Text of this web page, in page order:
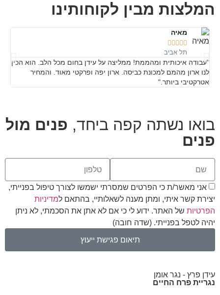
המלצות מבין לקוחותינו
מאיה





תל אביב
"עבודה איכותית ומהממת! ממליצה על עידן בחום מכל הלב. הוא הכין
לנו ארון מהמם למכונת כביסה. ארון יפה ופרקטי מאוד. והמחיר
אטרקטיבי ביותר."
בואו נשתה קפה ביחד, פנים מול
פנים
אני מאשר/ת כי הפרטים שמסרתי ישמשו לצורך טיפול בפנייתי,
יצירת קשר איתי, ומתן מענה לשאלותיי, בהתאם למדיניות
הפרטיות של האתר. ידוע לי כי אם לא אתן את הסכמתי, לא ניתן
יהיה לטפל בפנייתי. (שדה חובה)
תיאום פגישת ייעוץ
עידן פרץ - נגר אומן
נגריית פרח החיים